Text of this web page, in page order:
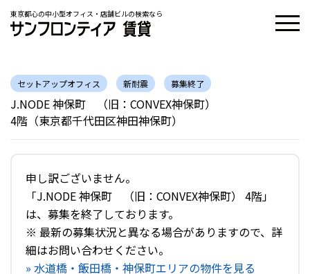
東京都心の中小型オフィス・店舗ビルの検索なら
セットアップオフィス 新耐震 募集終了
J.NODE 神保町 （旧：CONVEX神保町）
4階（東京都千代田区神田神保町）
申し訳ございません。
「J.NODE 神保町 （旧：CONVEX神保町） 4階」
は、募集を終了しております。
※ 最新の募集状況と異なる場合がありますので、詳
細はお問い合わせください。
» 水道橋・飯田橋・神保町エリアの物件を見る